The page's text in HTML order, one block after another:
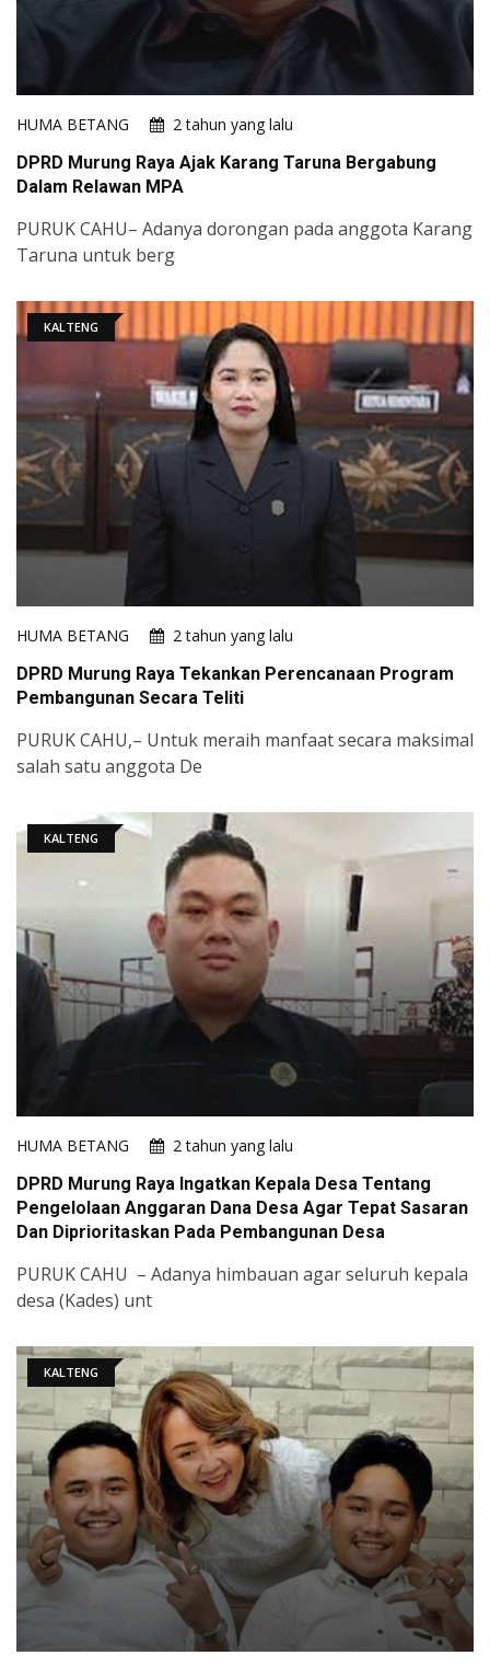
HUMA BETANG
2 tahun yang lalu
DPRD Murung Raya Ajak Karang Taruna Bergabung
Dalam Relawan MPA​
​​​​​​PURUK CAHU– Adanya dorongan pada anggota Karang
Taruna untuk berg
KALTENG
HUMA BETANG
2 tahun yang lalu
DPRD Murung Raya Tekankan Perencanaan Program
Pembangunan Secara Teliti
PURUK CAHU,– Untuk meraih manfaat secara maksimal
salah satu anggota De
KALTENG
HUMA BETANG
2 tahun yang lalu
DPRD Murung Raya Ingatkan Kepala Desa Tentang
Pengelolaan Anggaran Dana Desa Agar Tepat Sasaran
Dan Diprioritaskan Pada Pembangunan Desa
PURUK CAHU – Adanya himbauan agar seluruh kepala
desa (Kades) unt
KALTENG